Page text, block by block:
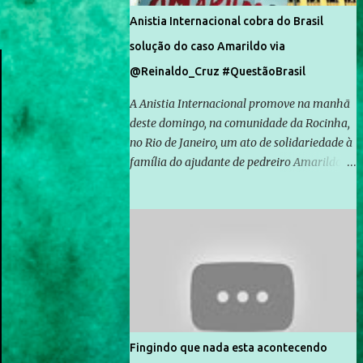
Anistia Internacional cobra do Brasil
solução do caso Amarildo via
@Reinaldo_Cruz #QuestãoBrasil
A Anistia Internacional promove na manhã
deste domingo, na comunidade da Rocinha,
no Rio de Janeiro, um ato de solidariedade à
família do ajudante de pedreiro Amarildo de
Rocinha. A assessora de Direitos Humanos
da Anistia Internacional, Renata Neder, disse
à Agência Brasil que ações e atividades de
mobilização são feitas normalmente pela
organização não governamental. As ações
de solidariedade são promovidas em apoio
Fingindo que nada esta acontecendo